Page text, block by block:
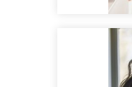
Novias